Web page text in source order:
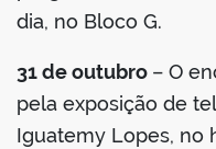
dia, no Bloco G.
31 de outubro – O
pela exposição de
Iguatemy Lopes, no